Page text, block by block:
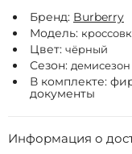
Бренд: Burberry
Модель:
Цвет: чёрный
Сезон: демисезон
В комплекте:
документы
Информация о